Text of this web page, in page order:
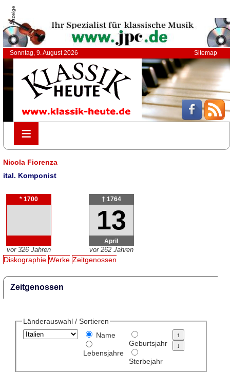
Anzeige
Sonntag, 9. August 2026 Sitemap
≡
≡
Nicola Fiorenza
ital. Komponist
* 1700
vor 326 Jahren
† 1764
13
April
vor 262 Jahren
Diskographie Werke Zeitgenossen
Zeitgenossen
Länderauswahl / Sortieren
Name
Lebensjahre
Geburtsjahr
Sterbejahr